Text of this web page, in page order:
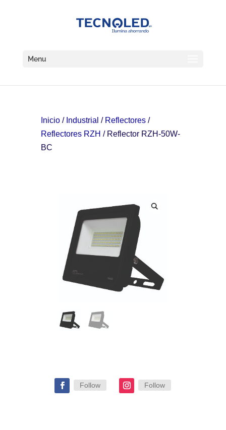
Menu
Inicio/ Industrial / Reflectores/
Reflectores RZH / Reflector RZH-50W-
BC
Follow Follow